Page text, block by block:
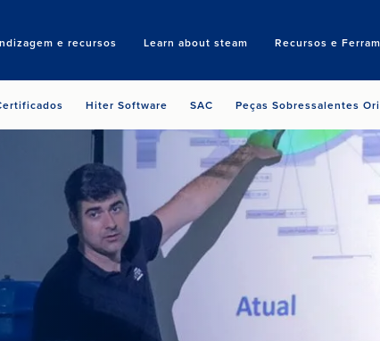
e recursos Learn about steam Recursos e
Search
Hiter Software SAC Peças Sobressalentes